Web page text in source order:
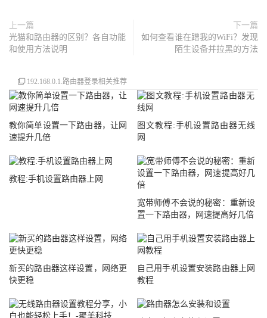
上一篇
光猫和路由器的区别？各自功能
和使用方法说明
下一篇
如何查看谁在蹭我的WiFi？发现
陌生设备并拉黑的方法
192.168.0.1.路由器登录相关推荐
教你简单设置一下路由器，让网
速提升几倍
图文教程:手机设置路由器无线
网
教程:手机设置路由器上网
宽带师傅不会说的秘密：重新设
置一下路由器，网速提高好几倍
新买的路由器这样设置，网络更
快更稳
自己用手机设置安装路由器上网
教程